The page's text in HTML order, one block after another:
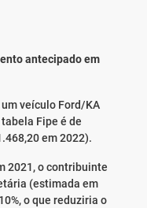
antecipado em
veículo Ford/KA
Fipe é de
em 2022).
2021, o contribuinte
(estimada em
o que reduziria o